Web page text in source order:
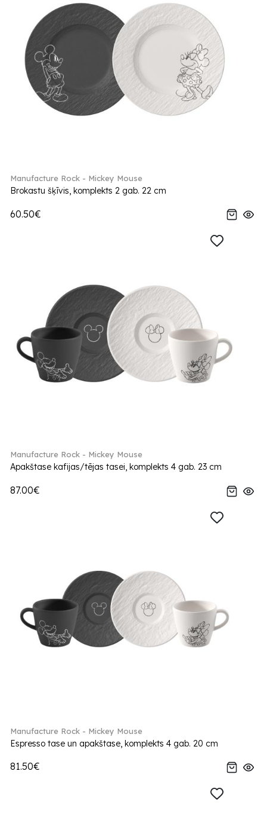
Manufacture Rock - Mickey Mouse
Brokastu šķīvis, komplekts 2 gab. 22 cm
60.50€
Manufacture Rock - Mickey Mouse
Apakštase kafijas/tējas tasei, komplekts 4 gab. 23 cm
87.00€
Manufacture Rock - Mickey Mouse
Espresso tase un apakštase, komplekts 4 gab. 20 cm
81.50€